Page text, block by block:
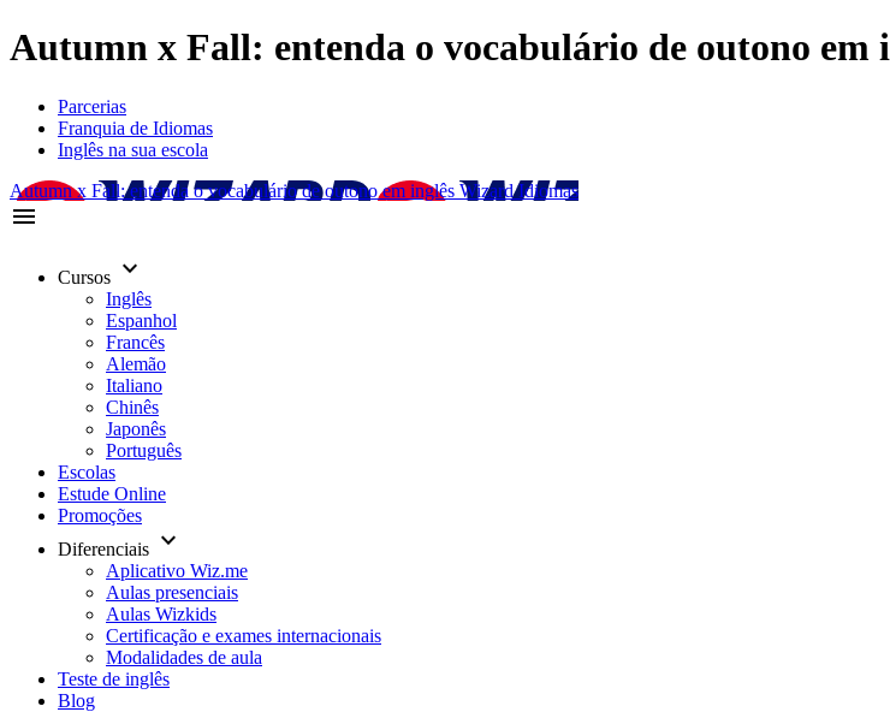
Autumn x Fall: entenda o vocabulário de outono em
Parcerias
Franquia de Idiomas
Inglês na sua escola
Autumn x Fall: entenda o vocabulário de outono em inglês Wizard Idiomas
menu
Cursos keyboard_arrow_down
Inglês
Espanhol
Francês
Alemão
Italiano
Chinês
Japonês
Português
Escolas
Estude Online
Promoções
Diferenciais keyboard_arrow_down
Aplicativo Wiz.me
Aulas presenciais
Aulas Wizkids
Certificação e exames internacionais
Modalidades de aula
Teste de inglês
Blog